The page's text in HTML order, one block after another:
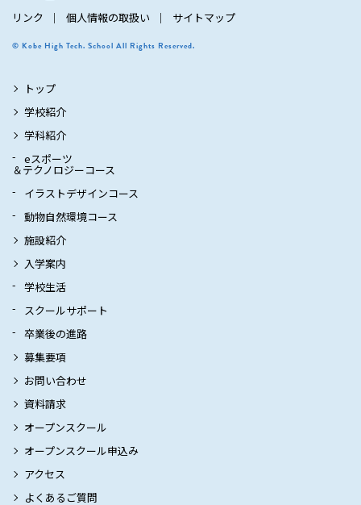
リンク 個人情報の取扱い サイトマップ
© Kobe High Tech. School All Rights Reserved.
トップ
学校紹介
学科紹介
eスポーツ
＆テクノロジーコース
イラストデザインコース
動物自然環境コース
施設紹介
入学案内
学校生活
スクールサポート
卒業後の進路
募集要項
お問い合わせ
資料請求
オープンスクール
オープンスクール申込み
アクセス
よくあるご質問